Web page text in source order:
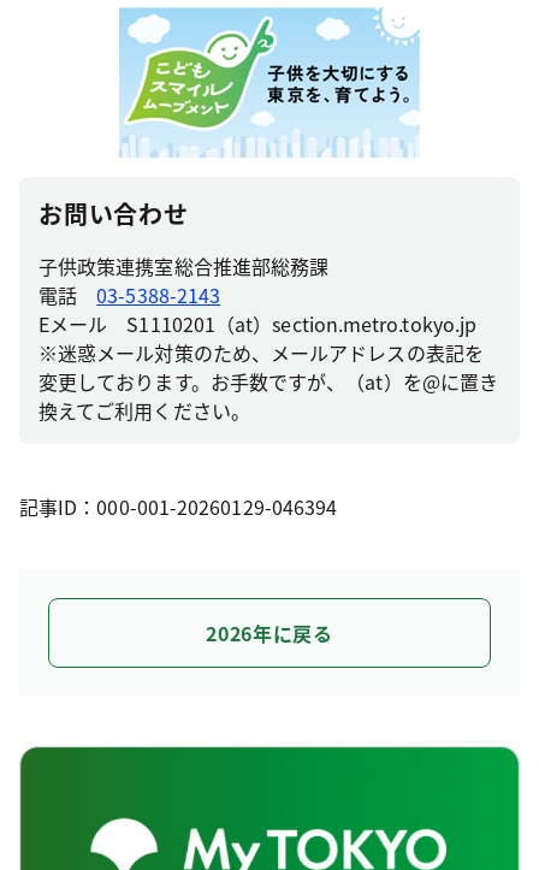
お問い合わせ
子供政策連携室総合推進部総務課
電話03-5388-2143
Eメール S1110201（at）section.metro.tokyo.jp
※迷惑メール対策のため、メールアドレスの表記を
変更しております。お手数ですが、（at）を@に置き
換えてご利用ください。
記事ID：000-001-20260129-046394
2026年に戻る